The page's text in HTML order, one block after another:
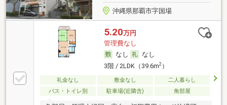
沖縄県那覇市字国場
5.20万円
管理費なし
なし
なし
3階 / 2LDK（39.6m2）
礼金なし 敷金なし
二人暮らし
バス・トイレ別
駐車場(近隣含) 角部屋